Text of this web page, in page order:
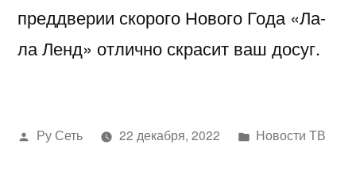
преддверии скорого Нового Года «Ла-
ла Ленд» отлично скрасит ваш досуг.
Написано
Ру Сеть 22 декабря, 2022
Написано
Новости ТВ